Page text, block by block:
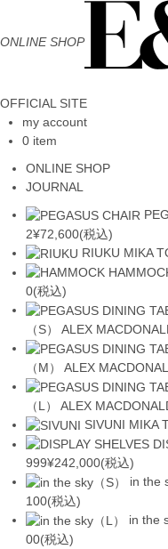
ONLINE SHOP
OFFICIAL SITE
my account
0 item
ONLINE SHOP
JOURNAL
2¥72,600(税込)
RIUKU MIKA
0(税込)
（S）
ALEX
（M）
ALEX
（L）
ALEX
SIVUNI MIKA
999¥242,000(税込)
in the
100(税込)
in the
00(税込)